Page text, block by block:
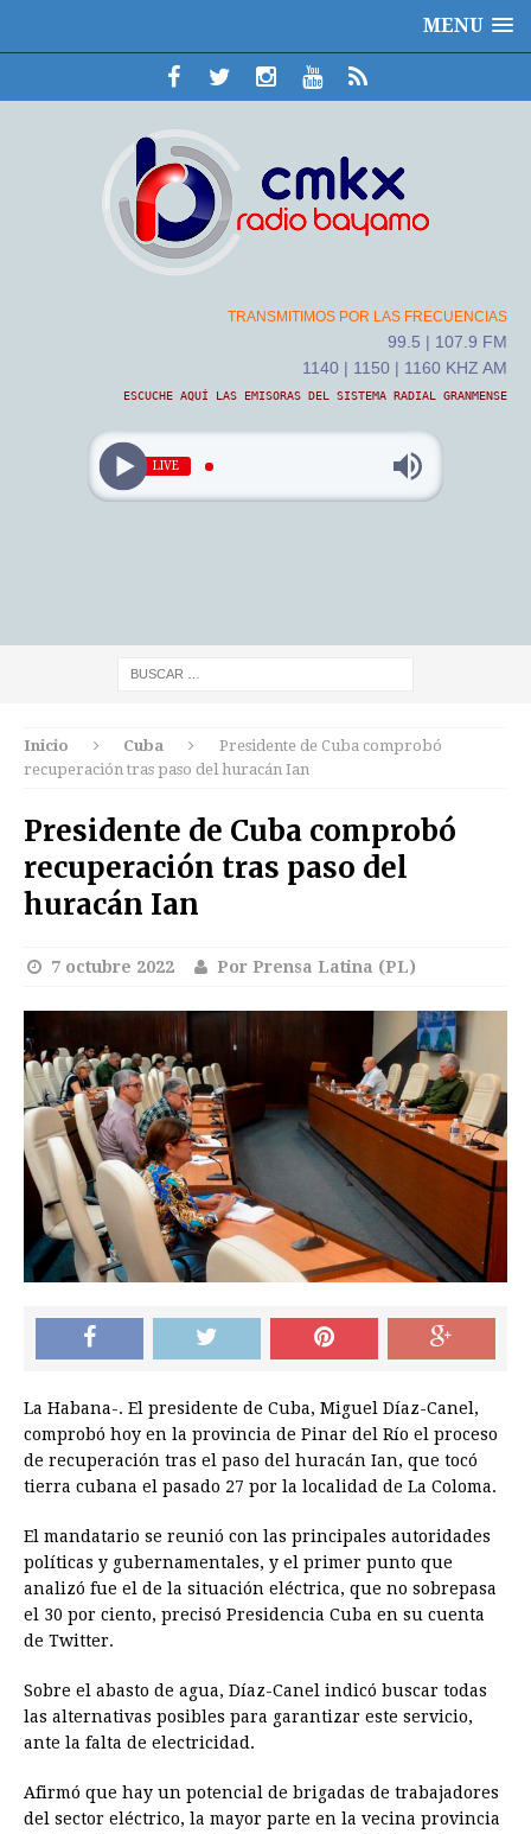
MENU
TRANSMITIMOS POR LAS FRECUENCIAS
99.5 | 107.9 FM
1140 | 1150 | 1160 KHZ AM
ESCUCHE AQUÍ LAS EMISORAS DEL SISTEMA RADIAL GRANMENSE
LIVE
Inicio Cuba
Presidente de Cuba comprobó
recuperación tras paso del huracán Ian
Presidente de Cuba comprobó
recuperación tras paso del
huracán Ian
7 octubre 2022 Por Prensa Latina (PL)
La Habana-. El presidente de Cuba, Miguel Díaz-Canel,
comprobó hoy en la provincia de Pinar del Río el proceso
de recuperación tras el paso del huracán Ian, que tocó
tierra cubana el pasado 27 por la localidad de La Coloma.
El mandatario se reunió con las principales autoridades
políticas y gubernamentales, y el primer punto que
analizó fue el de la situación eléctrica, que no sobrepasa
el 30 por ciento, precisó Presidencia Cuba en su cuenta
de Twitter.
Sobre el abasto de agua, Díaz-Canel indicó buscar todas
las alternativas posibles para garantizar este servicio,
ante la falta de electricidad.
Afirmó que hay un potencial de brigadas de trabajadores
del sector eléctrico, la mayor parte en la vecina provincia